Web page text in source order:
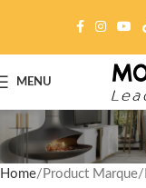
MENU
Home Product Marque